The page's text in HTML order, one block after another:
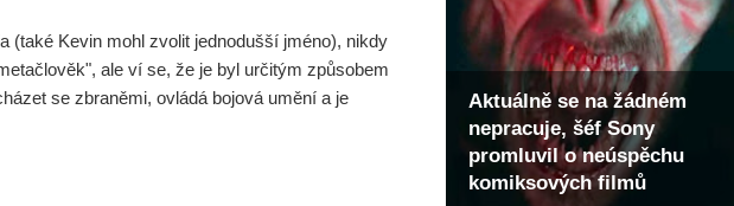
Aktuálně se na žádném
nepracuje, šéf Sony
promluvil o neúspěchu
komiksových filmů
(také Kevin mohl zvolit jednodušší jméno), nikdy
ale ví se, že je byl určitým způsobem
se zbraněmi, ovládá bojová umění a je